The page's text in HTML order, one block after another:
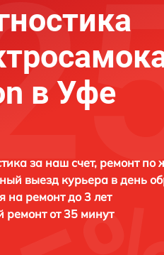
в Уфе
за наш счет, ремонт
выезд курьера в день
на ремонт до 3 лет
ремонт от 35 минут